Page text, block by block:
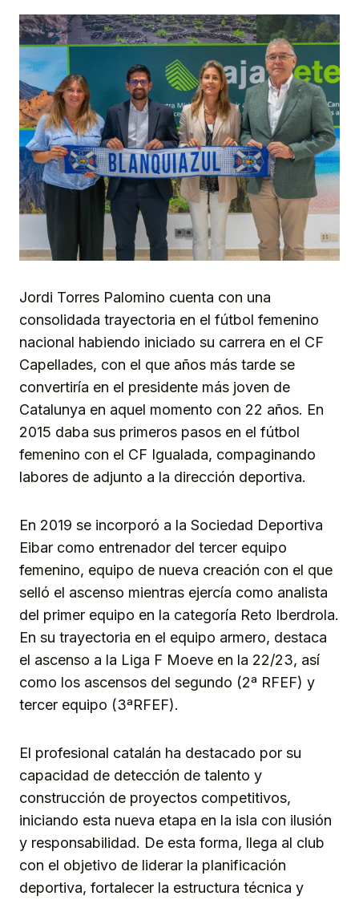
Jordi Torres Palomino cuenta con una
consolidada trayectoria en el fútbol femenino
nacional habiendo iniciado su carrera en el CF
Capellades, con el que años más tarde se
convertiría en el presidente más joven de
Catalunya en aquel momento con 22 años. En
2015 daba sus primeros pasos en el fútbol
femenino con el CF Igualada, compaginando
labores de adjunto a la dirección deportiva.
En 2019 se incorporó a la Sociedad Deportiva
Eibar como entrenador del tercer equipo
femenino, equipo de nueva creación con el que
selló el ascenso mientras ejercía como analista
del primer equipo en la categoría Reto Iberdrola.
En su trayectoria en el equipo armero, destaca
el ascenso a la Liga F Moeve en la 22/23, así
como los ascensos del segundo (2ª RFEF) y
tercer equipo (3ªRFEF).
El profesional catalán ha destacado por su
capacidad de detección de talento y
construcción de proyectos competitivos,
iniciando esta nueva etapa en la isla con ilusión
y responsabilidad. De esta forma, llega al club
con el objetivo de liderar la planificación
deportiva, fortalecer la estructura técnica y